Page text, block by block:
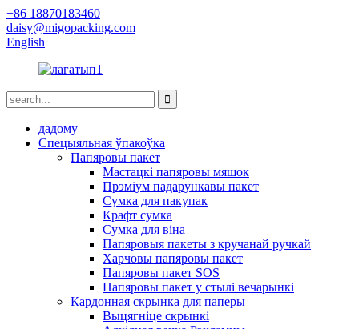
+86 18870183460
daisy@migopacking.com
English
дадому
Спецыяльная ўпакоўка
Папяровы пакет
Мастацкі папяровы мяшок
Прэміум падарункавы пакет
Сумка для пакупак
Крафт сумка
Сумка для віна
Папяровыя пакеты з кручанай ручкай
Харчовы папяровы пакет
Папяровы пакет SOS
Папяровы пакет у стылі вечарынкі
Кардонная скрынка для паперы
Выцягніце скрынкі